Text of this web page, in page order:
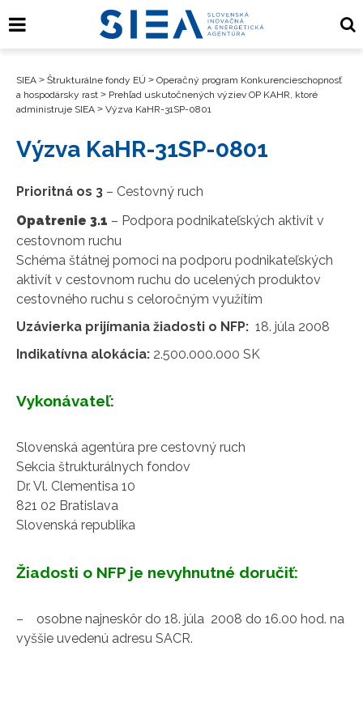
SIEA > Štrukturálne fondy EÚ > Operačný program Konkurencieschopnosť
a hospodársky rast > Prehľad uskutočnených výziev OP KAHR, ktoré
administruje SIEA > Výzva KaHR-31SP-0801
Výzva KaHR-31SP-0801
Prioritná os 3 – Cestovný ruch
Opatrenie 3.1 – Podpora podnikateľských aktivít v
cestovnom ruchu
Schéma štátnej pomoci na podporu podnikateľských
aktivít v cestovnom ruchu do ucelených produktov
cestovného ruchu s celoročným využítím
Uzávierka prijímania žiadosti o NFP: 18. júla 2008
Indikatívna alokácia: 2.500.000.000 SK
Vykonávateľ:
Slovenská agentúra pre cestovný ruch
Sekcia štrukturálnych fondov
Dr. Vl. Clementisa 10
821 02 Bratislava
Slovenská republika
Žiadosti o NFP je nevyhnutné doručiť:
– osobne najneskôr do 18. júla 2008 do 16.00 hod. na
vyššie uvedenú adresu SACR.